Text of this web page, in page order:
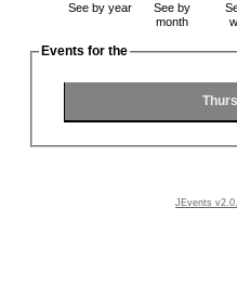
See by year
See by
month
Events for the
JEvents